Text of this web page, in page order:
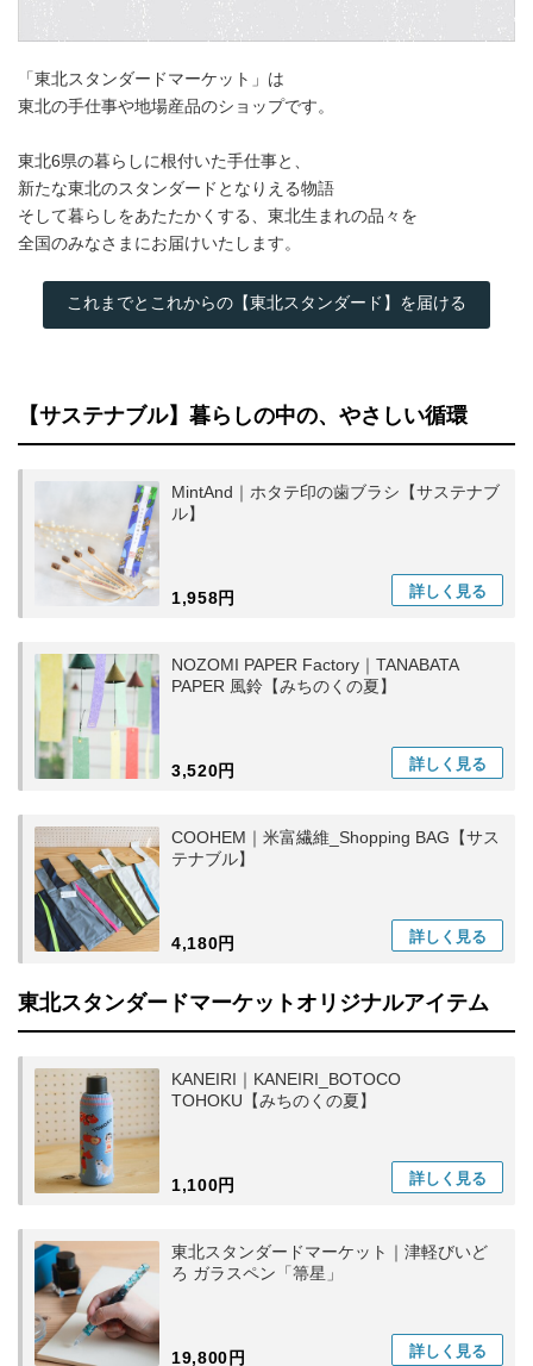
「東北スタンダードマーケット」は
東北の手仕事や地場産品のショップです。
東北6県の暮らしに根付いた手仕事と、
新たな東北のスタンダードとなりえる物語
そして暮らしをあたたかくする、東北生まれの品々を
全国のみなさまにお届けいたします。
これまでとこれからの【東北スタンダード】を届ける
【サステナブル】暮らしの中の、やさしい循環
MintAnd｜ホタテ印の歯ブラシ【サステナブ
ル】
1,958円 詳しく 見る
NOZOMI PAPER Factory｜TANABATA
PAPER 風鈴【みちのくの夏】
3,520円 詳しく 見る
COOHEM｜米富繊維_Shopping BAG【サス
テナブル】
4,180円 詳しく 見る
東北スタンダードマーケットオリジナルアイテム
KANEIRI｜KANEIRI_BOTOCO
TOHOKU【みちのくの夏】
1,100円 詳しく 見る
東北スタンダードマーケット｜津軽びいど
ろ ガラスペン「箒星」
19,800円 詳しく 見る